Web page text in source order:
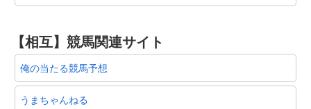
【相互】競馬関連サイト
俺の当たる競馬予想
うまちゃんねる